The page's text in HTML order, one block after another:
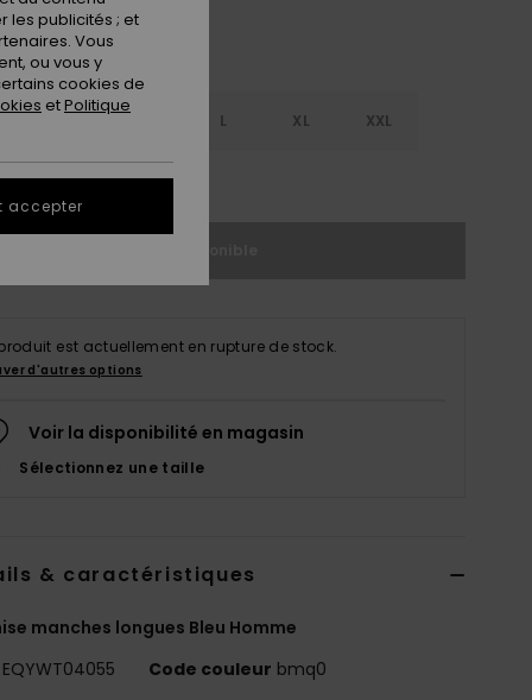
L XL XXL
le Guide des tailles
est actuellement en rupture de stock.
d'autres options
Voir la disponibilité en magasin
Sélectionnez une taille
& caractéristiques
manches longues Bleu Homme
EQYWT04055 Code couleur bmq0
les publicités ; et
Vous
ou vous y
cookies de
etPolitique
accepter